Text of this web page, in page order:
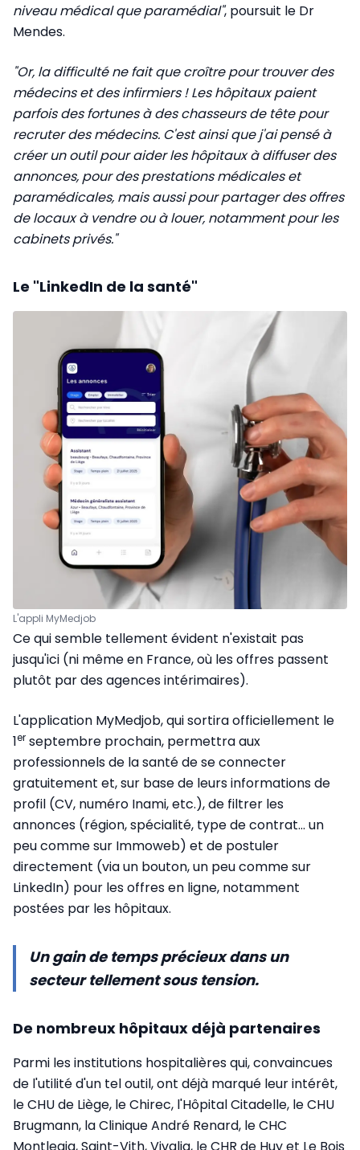
niveau médical que paramédial", poursuit le Dr
Mendes.
"Or, la difficulté ne fait que croître pour trouver des
médecins et des infirmiers ! Les hôpitaux paient
parfois des fortunes à des chasseurs de tête pour
recruter des médecins. C'est ainsi que j'ai pensé à
créer un outil pour aider les hôpitaux à diffuser des
annonces, pour des prestations médicales et
paramédicales, mais aussi pour partager des offres
de locaux à vendre ou à louer, notamment pour les
cabinets privés."
Le "LinkedIn de la santé"
L'appli MyMedjob
Ce qui semble tellement évident n'existait pas
jusqu'ici (ni même en France, où les offres passent
plutôt par des agences intérimaires).
L'application MyMedjob, qui sortira officiellement le
1er septembre prochain, permettra aux
professionnels de la santé de se connecter
gratuitement et, sur base de leurs informations de
profil (CV, numéro Inami, etc.), de filtrer les
annonces (région, spécialité, type de contrat... un
peu comme sur Immoweb) et de postuler
directement (via un bouton, un peu comme sur
LinkedIn) pour les offres en ligne, notamment
postées par les hôpitaux.
Un gain de temps précieux dans un
secteur tellement sous tension.
De nombreux hôpitaux déjà partenaires
Parmi les institutions hospitalières qui, convaincues
de l'utilité d'un tel outil, ont déjà marqué leur intérêt,
le CHU de Liège, le Chirec, l'Hôpital Citadelle, le CHU
Brugmann, la Clinique André Renard, le CHC